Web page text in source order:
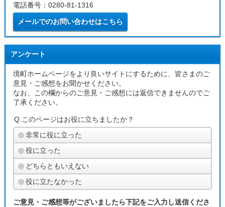
電話番号：0280-81-1316
メールでのお問い合わせはこちら
アンケート
境町ホームページをより良いサイトにするために、皆さまのご
意見・ご感想をお聞かせください。
なお、この欄からのご意見・ご感想には返信できませんのでご
了承ください。
Q.このページはお役に立ちましたか？
非常に役に立った
役に立った
どちらともいえない
役に立たなかった
ご意見・ご感想等がございましたら下記をご入力し送信くださ